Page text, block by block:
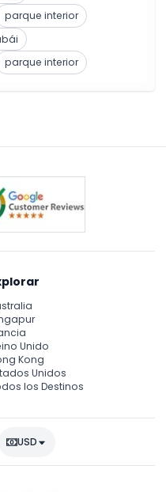
parque interior
parque interior
Unido
Kong
Unidos
los Destinos
USD